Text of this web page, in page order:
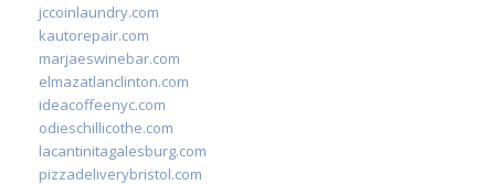
jccoinlaundry.com
kautorepair.com
marjaeswinebar.com
elmazatlanclinton.com
ideacoffeenyc.com
odieschillicothe.com
lacantinitagalesburg.com
pizzadeliverybristol.com